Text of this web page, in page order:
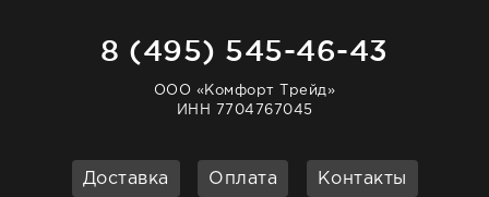
8 (495) 545-46-43
ООО «Комфорт Трейд»
ИНН 7704767045
Доставка Оплата Контакты